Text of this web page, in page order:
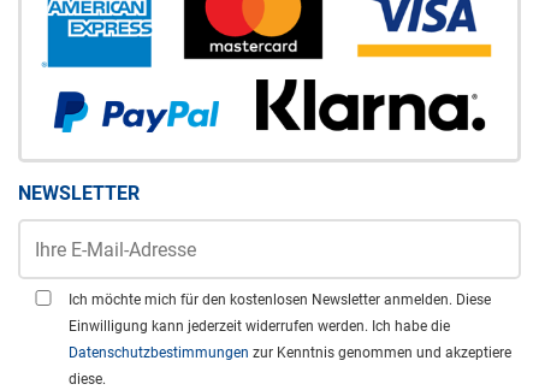
NEWSLETTER
Ich möchte mich für den kostenlosen Newsletter anmelden. Diese
Einwilligung kann jederzeit widerrufen werden. Ich habe die
Datenschutzbestimmungen zur Kenntnis genommen und akzeptiere
diese.